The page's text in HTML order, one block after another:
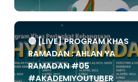
🔴 [LIVE] PROGRAM KHAS
RAMADAN : AHLAN YA
RAMADAN #05
#AKADEMIYOUTUBER